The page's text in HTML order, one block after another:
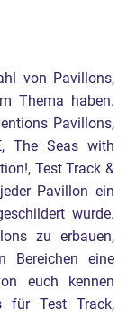
von Pavillons,
Thema haben.
Pavillons,
The Seas with
Test Track &
Pavillon ein
wurde.
zu erbauen,
Bereichen eine
euch kennen
für Test Track,